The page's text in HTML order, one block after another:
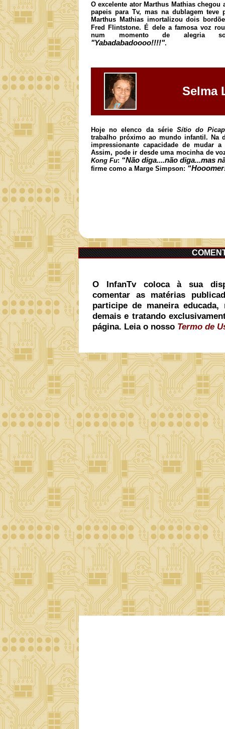
O excelente ator Marthus Mathias
papeis para Tv, mas na dublagem teve
Marthus Mathias imortalizou dois
Fred Flintstone. É dele a famosa voz
num momento de alegria
"Yabadabadoooo!!!!".
Selma
Hoje no elenco da série Sítio do
trabalho próximo ao mundo infantil. Na
impressionante capacidade de mudar
Assim, pode ir desde uma mocinha de
Kong Fu: “Não diga....não diga...mas
firme como a Marge Simpson:
O InfanTv coloca à sua
comentar as matérias
participe de maneira
demais e tratando
página. Leia o nosso Termo de